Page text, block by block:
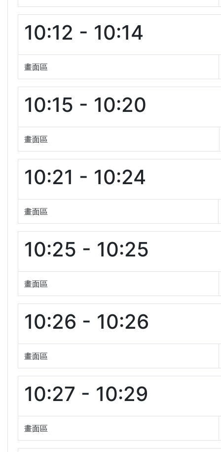
10:12 - 10:14
畫面區
10:15 - 10:20
畫面區
10:21 - 10:24
畫面區
10:25 - 10:25
畫面區
10:26 - 10:26
畫面區
10:27 - 10:29
畫面區